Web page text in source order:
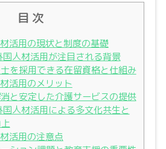
目 次
活用の現状と制度の基礎
人材活用が注目される背景
を採用できる在留資格と仕組み
活用のメリット
と安定した介護サービスの提供
人材活用による多文化共生と
活用の注意点